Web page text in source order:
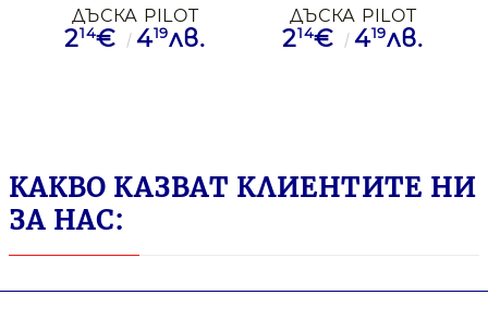
ДЪСКА PILOT
MASTER WBMA-
214€ 419лв.
ДЪСКА PILOT
MASTER WBMA-
214€ 419лв.
КАКВО КАЗВАТ КЛИЕНТИТЕ НИ
ЗА НАС: